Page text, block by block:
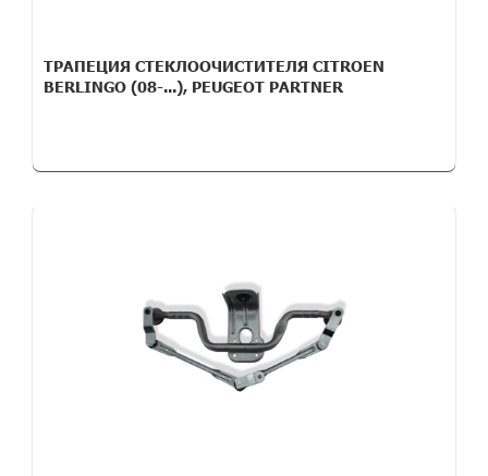
ТРАПЕЦИЯ СТЕКЛООЧИСТИТЕЛЯ CITROEN
BERLINGO (08-...), PEUGEOT PARTNER